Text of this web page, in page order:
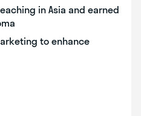
in Asia and earned
to enhance